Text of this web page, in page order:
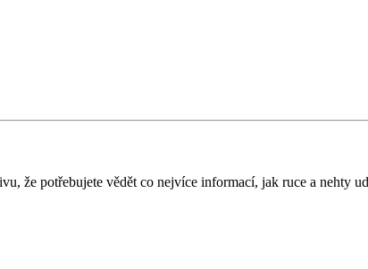
že potřebujete vědět co nejvíce informací, jak ruce a nehty